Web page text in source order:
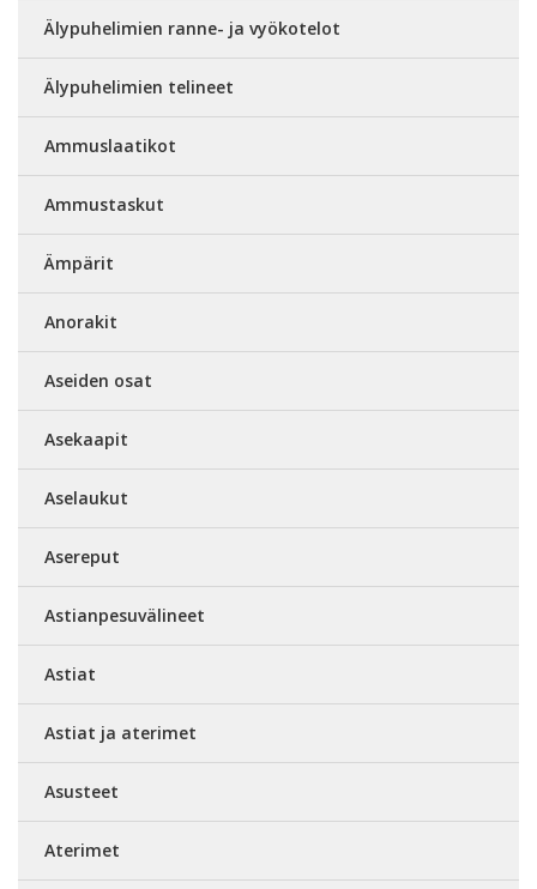
Älypuhelimien ranne- ja vyökotelot
Älypuhelimien telineet
Ammuslaatikot
Ammustaskut
Ämpärit
Anorakit
Aseiden osat
Asekaapit
Aselaukut
Asereput
Astianpesuvälineet
Astiat
Astiat ja aterimet
Asusteet
Aterimet